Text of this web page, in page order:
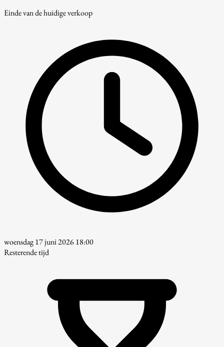
Einde van de huidige verkoop
woensdag 17 juni 2026 18:00
Resterende tijd